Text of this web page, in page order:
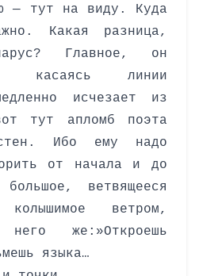
— тут на виду. Куда
Какая разница,
Главное, он
касаясь линии
исчезает из
тут апломб поэта
Ибо ему надо
от начала и до
ветвящееся
ветром,
же:»Откроешь
языка…